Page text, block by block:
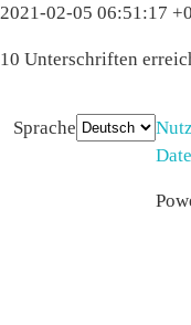
2021-02-05 06:51:17
10 Unterschriften
Sprache